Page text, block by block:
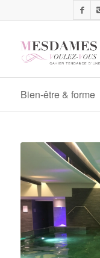
Bien-être & forme